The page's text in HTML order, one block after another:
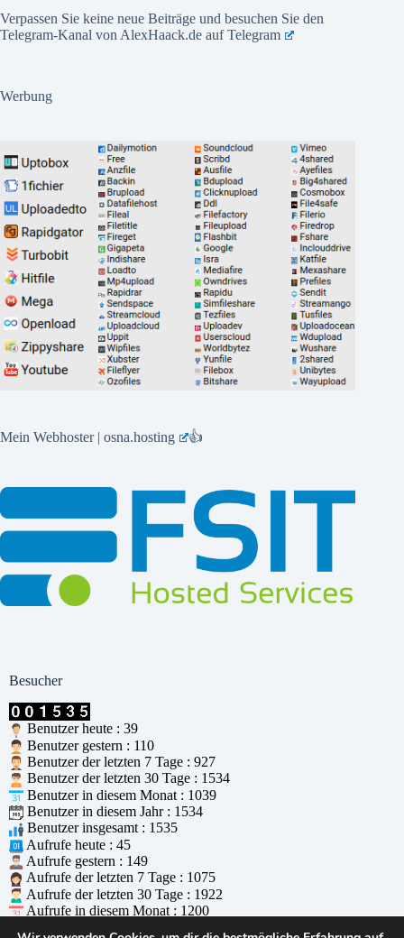
Verpassen Sie keine neue Beiträge und besuchen Sie den
Telegram-Kanal von AlexHaack.de aufTelegram
Werbung
Mein Webhoster | osna.hosting 👍
Besucher
Benutzer heute : 39
Benutzer gestern : 110
Benutzer der letzten 7 Tage : 927
Benutzer der letzten 30 Tage : 1534
Benutzer in diesem Monat : 1039
Benutzer in diesem Jahr : 1534
Benutzer insgesamt : 1535
Aufrufe heute : 45
Aufrufe gestern : 149
Aufrufe der letzten 7 Tage : 1075
Aufrufe der letzten 30 Tage : 1922
Aufrufe in diesem Monat : 1200